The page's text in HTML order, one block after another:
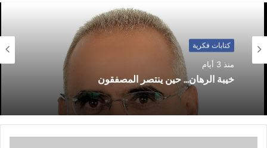
كتابات فكرية
منذ 3 أيام
خيبة الرهان… حين ينتصر المصفقون